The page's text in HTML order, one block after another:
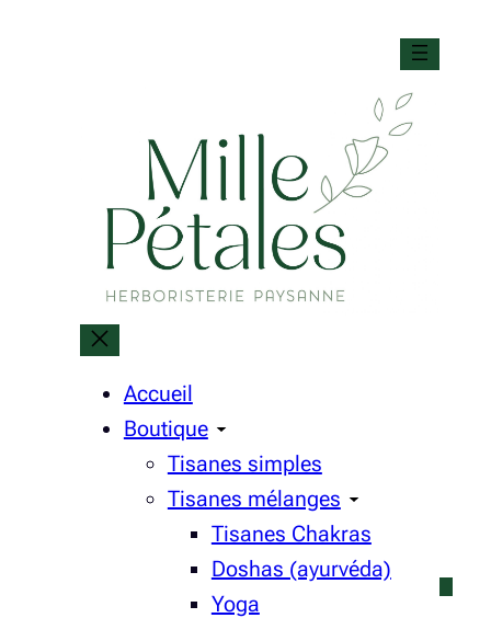
Accueil
Boutique
Tisanes simples
Tisanes mélanges
Tisanes Chakras
Doshas (ayurvéda)
Yoga